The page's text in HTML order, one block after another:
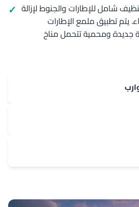
شامل للإطارات والجنوط لإزالة
يتم تطبيق ملمع الإطارات
جديدة ومحمية تتحمل مناخ